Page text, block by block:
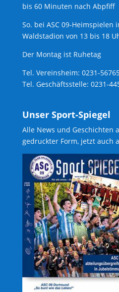
bis 60 Minuten nach Abpfiff
So. bei ASC 09-Heimspielen
Waldstadion von 13 bis 18
Der Montag ist Ruhetag
Tel. Vereinsheim: 0231-
Tel. Geschäftsstelle: 0231-
Unser Sport-Spiegel
Alle News und Geschichten
gedruckter Form, jetzt auch